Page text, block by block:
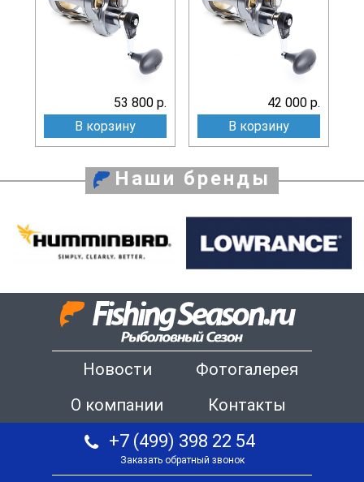
53 800 р.
В корзину
42 000 р.
В корзину
Наши бренды
Новости
Фотогалерея
О компании
Контакты
+7 (499) 398 22 54
Заказать обратный звонок